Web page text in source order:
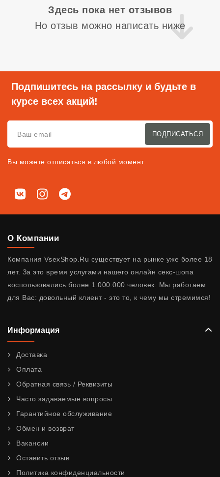
Здесь пока нет отзывов
Но отзыв можно написать ниже
Подпишитесь на рассылку и будьте в
курсе всех акций!
ПОДПИСАТЬСЯ
Вы можете отписаться в любой момент
Мы в соц. сетях
ВКонтактеInstagramTelegram
О Компании
Компания VsexShop.Ru существует на рынке уже более 18
лет. За это время услугами нашего онлайн секс-шопа
воспользовались более 1.000.000 человек. Мы работаем
для Вас: довольный клиент - это то, к чему мы стремимся!
Информация
Доставка
Оплата
Обратная связь / Реквизиты
Часто задаваемые вопросы
Гарантийное обслуживание
Обмен и возврат
Вакансии
Оставить отзыв
Политика конфиденциальности